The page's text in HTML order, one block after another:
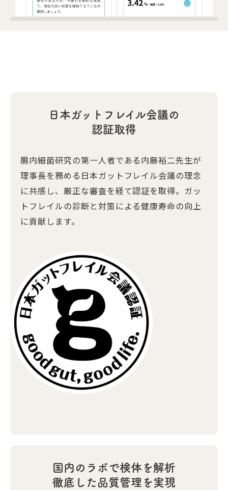
日本ガットフレイル会議の
認証取得
腸内細菌研究の第一人者である内藤裕二先生が
理事長を務める日本ガットフレイル会議の理念
に共感し、厳正な審査を経て認証を取得。ガッ
トフレイルの診断と対策による健康寿命の向上
に貢献します。
国内のラボで検体を解析
徹底した品質管理を実現